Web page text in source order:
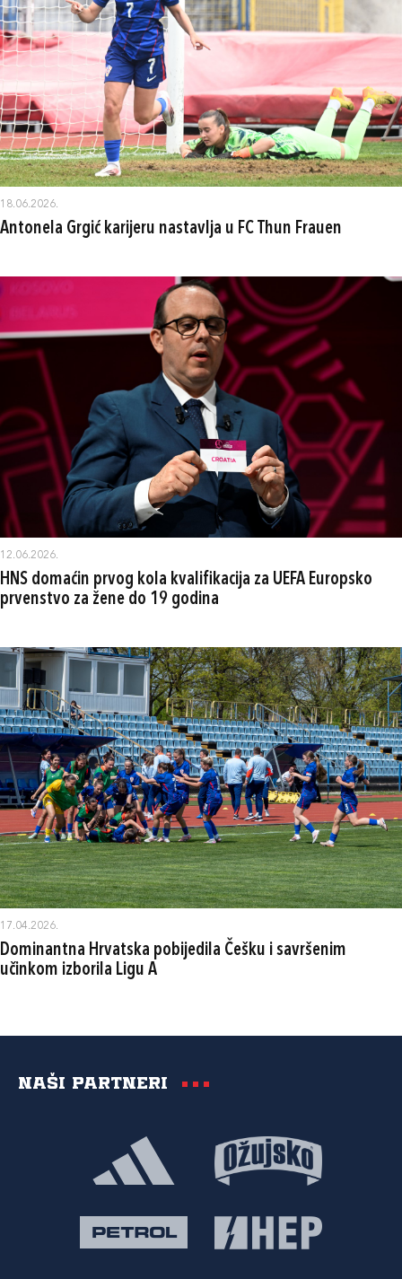
18.06.2026.
Antonela Grgić karijeru nastavlja u FC Thun Frauen
12.06.2026.
HNS domaćin prvog kola kvalifikacija za UEFA Europsko
prvenstvo za žene do 19 godina
17.04.2026.
Dominantna Hrvatska pobijedila Češku i savršenim
učinkom izborila Ligu A
Naši partneri